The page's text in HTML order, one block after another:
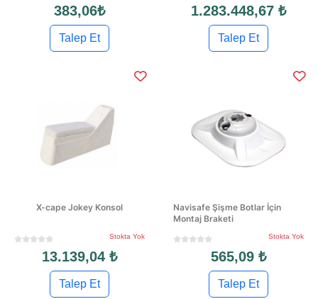
383,06₺
Talep Et
1.283.448,67 ₺
Talep Et
X-cape Jokey Konsol
Stokta Yok
13.139,04 ₺
Talep Et
Navisafe Şişme Botlar İçin
Montaj Braketi
Stokta Yok
565,09 ₺
Talep Et